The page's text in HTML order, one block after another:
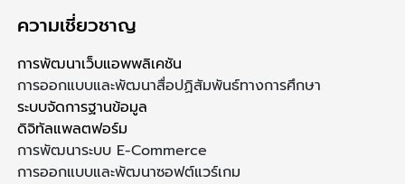
ความเชี่ยวชาญ
การพัฒนาเว็บแอพพลิเคชัน
การออกแบบและพัฒนาสื่อปฏิสัมพันธ์ทางการศึกษา
ระบบจัดการฐานข้อมูล
ดิจิทัลแพลตฟอร์ม
การพัฒนาระบบ E-Commerce
การออกแบบและพัฒนาซอฟต์แวร์เกม